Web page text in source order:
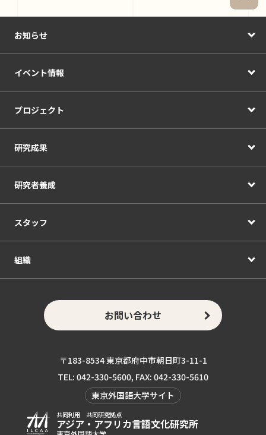
お知らせ
イベント情報
プロジェクト
研究成果
研究者養成
スタッフ
組織
お問い合わせ
〒183-8534 東京都府中市朝日町3-11-1
TEL: 042-330-5600, FAX: 042-330-5610
東京外国語大学サイト
共同利用 共同研究拠点
アジア・アフリカ言語文化研究所